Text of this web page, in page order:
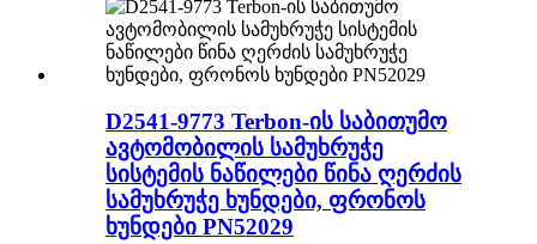
D2541-9773 Terbon-ის საბითუმო
ავტომობილის სამუხრუჭე
სისტემის ნაწილები წინა ღერძის
სამუხრუჭე ხუნდები, ფრონოს
ხუნდები PN52029